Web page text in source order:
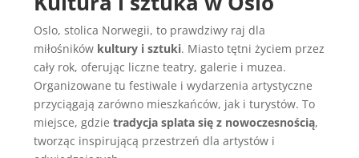
Oslo, stolica Norwegii, to prawdziwy raj dla
miłośników kultury i sztuki. Miasto tętni życiem przez
cały rok, oferując liczne teatry, galerie i muzea.
Organizowane tu festiwale i wydarzenia artystyczne
przyciągają zarówno mieszkańców, jak i turystów. To
miejsce, gdzietradycja splata się z nowoczesnością,
tworząc inspirującą przestrzeń dla artystów i